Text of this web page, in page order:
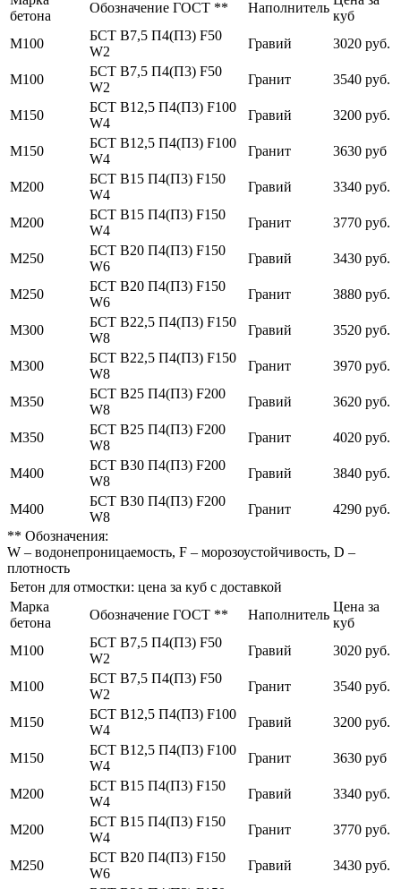
бетона
Обозначение ГОСТ ** Наполнитель
куб
М100
БСТ В7,5 П4(П3) F50
W2
Гравий 3020 руб.
М100
БСТ В7,5 П4(П3) F50
W2
Гранит 3540 руб.
М150
БСТ В12,5 П4(П3) F100
W4
Гравий 3200 руб.
М150
БСТ В12,5 П4(П3) F100
W4
Гранит 3630 руб
М200
БСТ В15 П4(П3) F150
W4
Гравий 3340 руб.
М200
БСТ В15 П4(П3) F150
W4
Гранит 3770 руб.
М250
БСТ В20 П4(П3) F150
W6
Гравий 3430 руб.
М250
БСТ В20 П4(П3) F150
W6
Гранит 3880 руб.
М300
БСТ В22,5 П4(П3) F150
W8
Гравий 3520 руб.
М300
БСТ В22,5 П4(П3) F150
W8
Гранит 3970 руб.
М350
БСТ В25 П4(П3) F200
W8
Гравий 3620 руб.
М350
БСТ В25 П4(П3) F200
W8
Гранит 4020 руб.
М400
БСТ В30 П4(П3) F200
W8
Гравий 3840 руб.
М400
БСТ В30 П4(П3) F200
W8
Гранит
4290 руб.
** Обозначения:
W – водонепроницаемость, F – морозоустойчивость, D –
плотность
Бетон для отмостки: цена за куб с доставкой
Марка
бетона
Обозначение ГОСТ ** Наполнитель
Цена за
куб
М100
БСТ В7,5 П4(П3) F50
W2
Гравий 3020 руб.
М100
БСТ В7,5 П4(П3) F50
W2
Гранит 3540 руб.
М150
БСТ В12,5 П4(П3) F100
W4
Гравий 3200 руб.
М150
БСТ В12,5 П4(П3) F100
W4
Гранит 3630 руб
М200
БСТ В15 П4(П3) F150
W4
Гравий 3340 руб.
М200
БСТ В15 П4(П3) F150
W4
Гранит 3770 руб.
М250
БСТ В20 П4(П3) F150
W6
Гравий
3430 руб.